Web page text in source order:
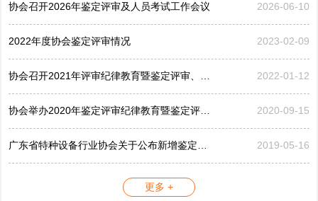
协会召开2026年鉴定评审及人员考试工作会议 2026-06-10
2022年度协会鉴定评审情况 2023-02-09
协会召开2021年评审纪律教育暨鉴定评审、考评工作会议 2022-01-12
协会举办2020年鉴定评审纪律教育暨鉴定评审工作会议 2020-09-15
广东省特种设备行业协会关于公布新增鉴定评审员的公告... 2019-05-16
更多 +